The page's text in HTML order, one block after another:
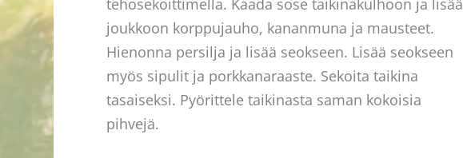
tehosekoittimella. Kaada sose taikinakulhoon ja lisää
joukkoon korppujauho, kananmuna ja mausteet.
Hienonna persilja ja lisää seokseen. Lisää seokseen
myös sipulit ja porkkanaraaste. Sekoita taikina
tasaiseksi. Pyörittele taikinasta saman kokoisia
pihvejä.